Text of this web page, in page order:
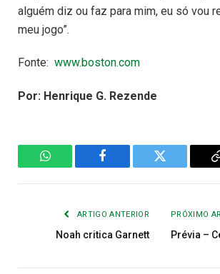
alguém diz ou faz para mim, eu só vou
meu jogo”.
Fonte: www.boston.com
Por: Henrique G. Rezende
WhatsAppFacebook Twitter
ARTIGO ANTERIOR
Noah critica Garnett
PRÓXIMO
Prévia –